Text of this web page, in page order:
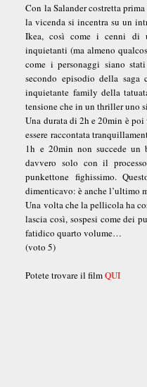
Con la Salander costretta
la vicenda si incentra su un
Ikea, così come i cenni di
inquietanti (ma almeno
come i personaggi siano
secondo episodio della
inquietante family della
tensione che in un thriller uno
Una durata di 2h e 20min è poi
essere raccontata
1h e 20min non succede
davvero solo con il
punkettone fighissimo.
dimenticavo: è anche l’ultimo
Una volta che la pellicola ha
lascia così, sospesi come dei
fatidico quarto volume…
(voto 5)
Potete trovare il filmQUI